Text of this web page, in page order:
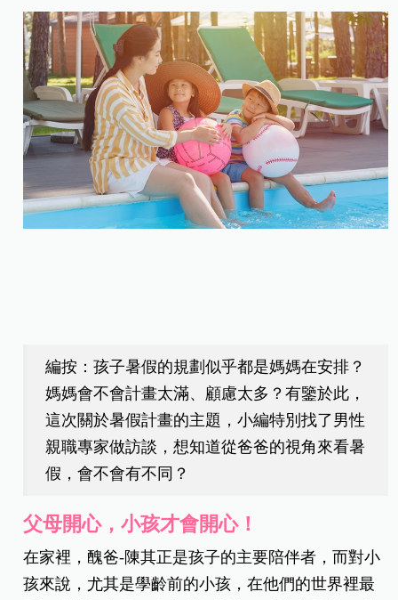
編按：孩子暑假的規劃似乎都是媽媽在安排？
媽媽會不會計畫太滿、顧慮太多？有鑒於此，
這次關於暑假計畫的主題，小編特別找了男性
親職專家做訪談，想知道從爸爸的視角來看暑
假，會不會有不同？
父母開心，小孩才會開心！
在家裡，醜爸-陳其正是孩子的主要陪伴者，而對小
孩來說，尤其是學齡前的小孩，在他們的世界裡最